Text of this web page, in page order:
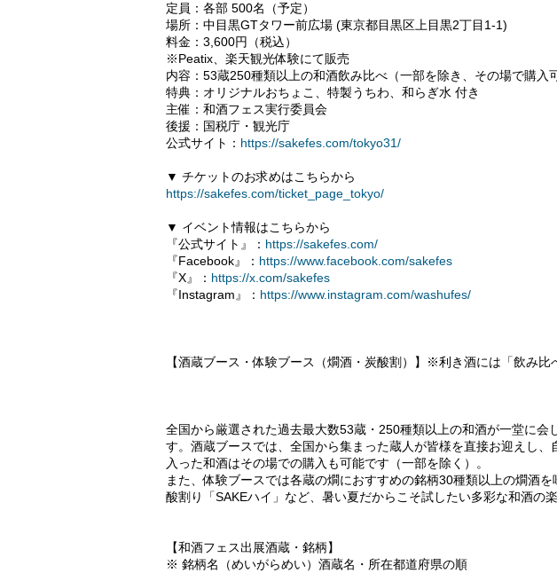
定員：各部 500名（予定）
場所：中目黒GTタワー前広場 (東京都目黒区上目黒2丁目1-1)
料金：3,600円（税込）
※Peatix、楽天観光体験にて販売
内容：53蔵250種類以上の和酒飲み比べ（一部を除き、その場で購入
特典：オリジナルおちょこ、特製うちわ、和らぎ水 付き
主催：和酒フェス実行委員会
後援：国税庁・観光庁
公式サイト： https://sakefes.com/tokyo31/
▼ チケットのお求めはこちらから
https://sakefes.com/ticket_page_tokyo/
▼ イベント情報はこちらから
『公式サイト』： https://sakefes.com/
『Facebook』： https://www.facebook.com/sakefes
『X』： https://x.com/sakefes
『Instagram』： https://www.instagram.com/washufes/
【酒蔵ブース・体験ブース（燗酒・炭酸割）】※利き酒には「飲み比
全国から厳選された過去最大数53蔵・250種類以上の和酒が一堂に会
す。酒蔵ブースでは、全国から集まった蔵人が皆様を直接お迎えし、
入った和酒はその場での購入も可能です（一部を除く）。
また、体験ブースでは各蔵の燗におすすめの銘柄30種類以上の燗酒
酸割り「SAKEハイ」など、暑い夏だからこそ試したい多彩な和酒の
【和酒フェス出展酒蔵・銘柄】
※ 銘柄名（めいがらめい）酒蔵名・所在都道府県の順